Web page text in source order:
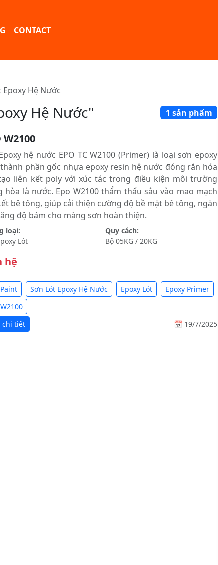
CONTACT
Epoxy Hệ Nước
Hệ Nước" 1 sản phẩm
W2100
hệ nước EPO TC W2100 (Primer) là loại sơn epoxy
phần gốc nhựa epoxy resin hệ nước đóng rắn hóa
liên kết poly với xúc tác trong điều kiện môi trường
hòa là nước. Epo W2100 thẩm thấu sâu vào mao mạch
bê tông, giúp cải thiện cường độ bề mặt bê tông, ngăn
độ bám cho màng sơn hoàn thiện.
loại:
Lót
Quy cách:
Bộ 05KG / 20KG
hệ
Sơn Lót Epoxy Hệ Nước Epoxy Lót
Epoxy Primer
chi tiết
📅 19/7/2025